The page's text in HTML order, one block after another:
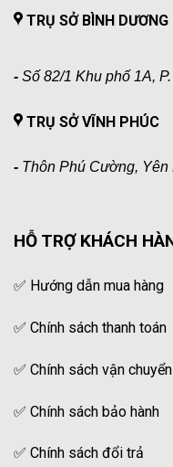
TRỤ SỞ BÌNH DƯƠNG
- Số 82/1 Khu phố 1A,
TRỤ SỞ VĨNH PHÚC
- Thôn Phú Cường, Yên
HỖ TRỢ KHÁCH
✅ Hướng dẫn mua hàng
✅ Chính sách thanh toán
✅ Chính sách vận chuyển
✅ Chính sách bảo hành
✅ Chính sách đổi trả